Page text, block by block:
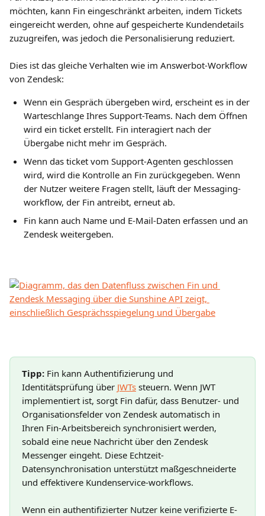
möchten, kann Fin eingeschränkt arbeiten, indem Tickets
eingereicht werden, ohne auf gespeicherte Kundendetails
zuzugreifen, was jedoch die Personalisierung reduziert.
Dies ist das gleiche Verhalten wie im Answerbot-Workflow
von Zendesk:
Wenn ein Gespräch übergeben wird, erscheint es in der
Warteschlange Ihres Support-Teams. Nach dem Öffnen
wird ein ticket erstellt. Fin interagiert nach der
Übergabe nicht mehr im Gespräch.
Wenn das ticket vom Support-Agenten geschlossen
wird, wird die Kontrolle an Fin zurückgegeben. Wenn
der Nutzer weitere Fragen stellt, läuft der Messaging-
workflow, der Fin antreibt, erneut ab.
Fin kann auch Name und E-Mail-Daten erfassen und an
Zendesk weitergeben.
Tipp: Fin kann Authentifizierung und
Identitätsprüfung über JWTs steuern. Wenn JWT
implementiert ist, sorgt Fin dafür, dass Benutzer- und
Organisationsfelder von Zendesk automatisch in
Ihren Fin-Arbeitsbereich synchronisiert werden,
sobald eine neue Nachricht über den Zendesk
Messenger eingeht. Diese Echtzeit-
Datensynchronisation unterstützt maßgeschneiderte
und effektivere Kundenservice-workflows.
Wenn ein authentifizierter Nutzer keine verifizierte E-